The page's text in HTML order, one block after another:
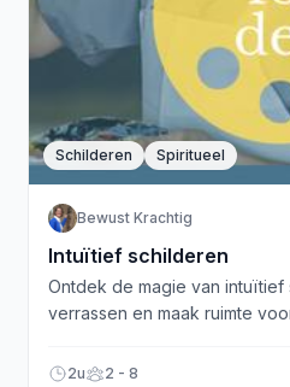
Schilderen Spiritueel
Bewust Krachtig
Intuïtief schilderen
Ontdek de magie van intuïtief
verrassen en maak ruimte
2u 2 - 8